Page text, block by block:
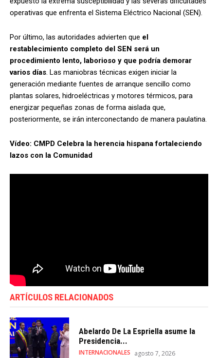
operativas que enfrenta el Sistema Eléctrico Nacional (SEN).
Por último, las autoridades advierten que el
restablecimiento completo del SEN será un
procedimiento lento, laborioso y que podría demorar
varios días. Las maniobras técnicas exigen iniciar la
generación mediante fuentes de arranque sencillo como
plantas solares, hidroeléctricas y motores térmicos, para
energizar pequeñas zonas de forma aislada que,
posteriormente, se irán interconectando de manera paulatina.
Vídeo: CMPD Celebra la herencia hispana fortaleciendo
lazos con la Comunidad
ARTÍCULOS RELACIONADOS
Abelardo De La Espriella asume la
Presidencia...
INTERNACIONALES agosto 7, 2026